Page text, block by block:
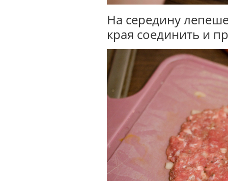
На середину
края соединить и